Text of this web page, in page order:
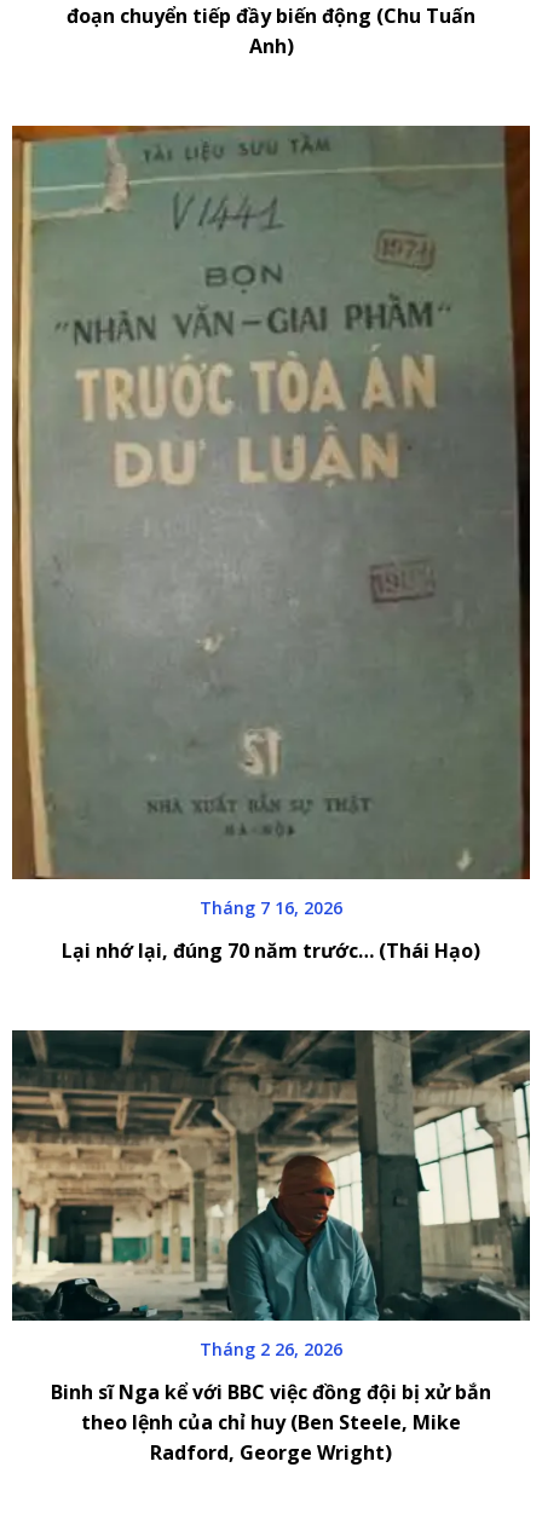
đoạn chuyển tiếp đầy biến động (Chu Tuấn
Anh)
Tháng 7 16, 2026
Lại nhớ lại, đúng 70 năm trước… (Thái Hạo)
Tháng 2 26, 2026
Binh sĩ Nga kể với BBC việc đồng đội bị xử bắn
theo lệnh của chỉ huy (Ben Steele, Mike
Radford, George Wright)